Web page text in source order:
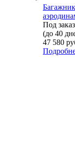
Под заказ
(до 40
47 580